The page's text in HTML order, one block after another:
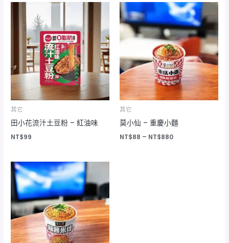
其它
田小花流汁土豆粉 – 紅油味
NT$99
其它
莫小仙 – 重慶小麵
NT$88 – NT$880
價
格
範
圍：
NT$88
到
NT$880
價
格
範
圍：
NT$88
到
NT$880